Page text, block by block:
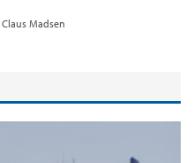
Claus Madsen